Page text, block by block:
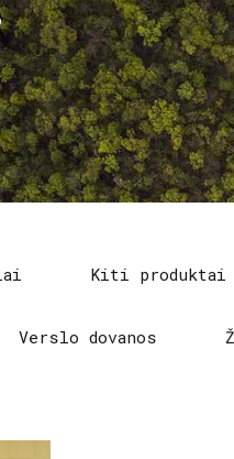
Kiti produktai
Verslo dovanos